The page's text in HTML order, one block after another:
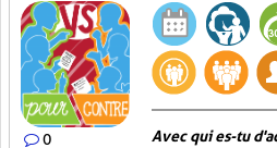
0 Avec qui es-tu